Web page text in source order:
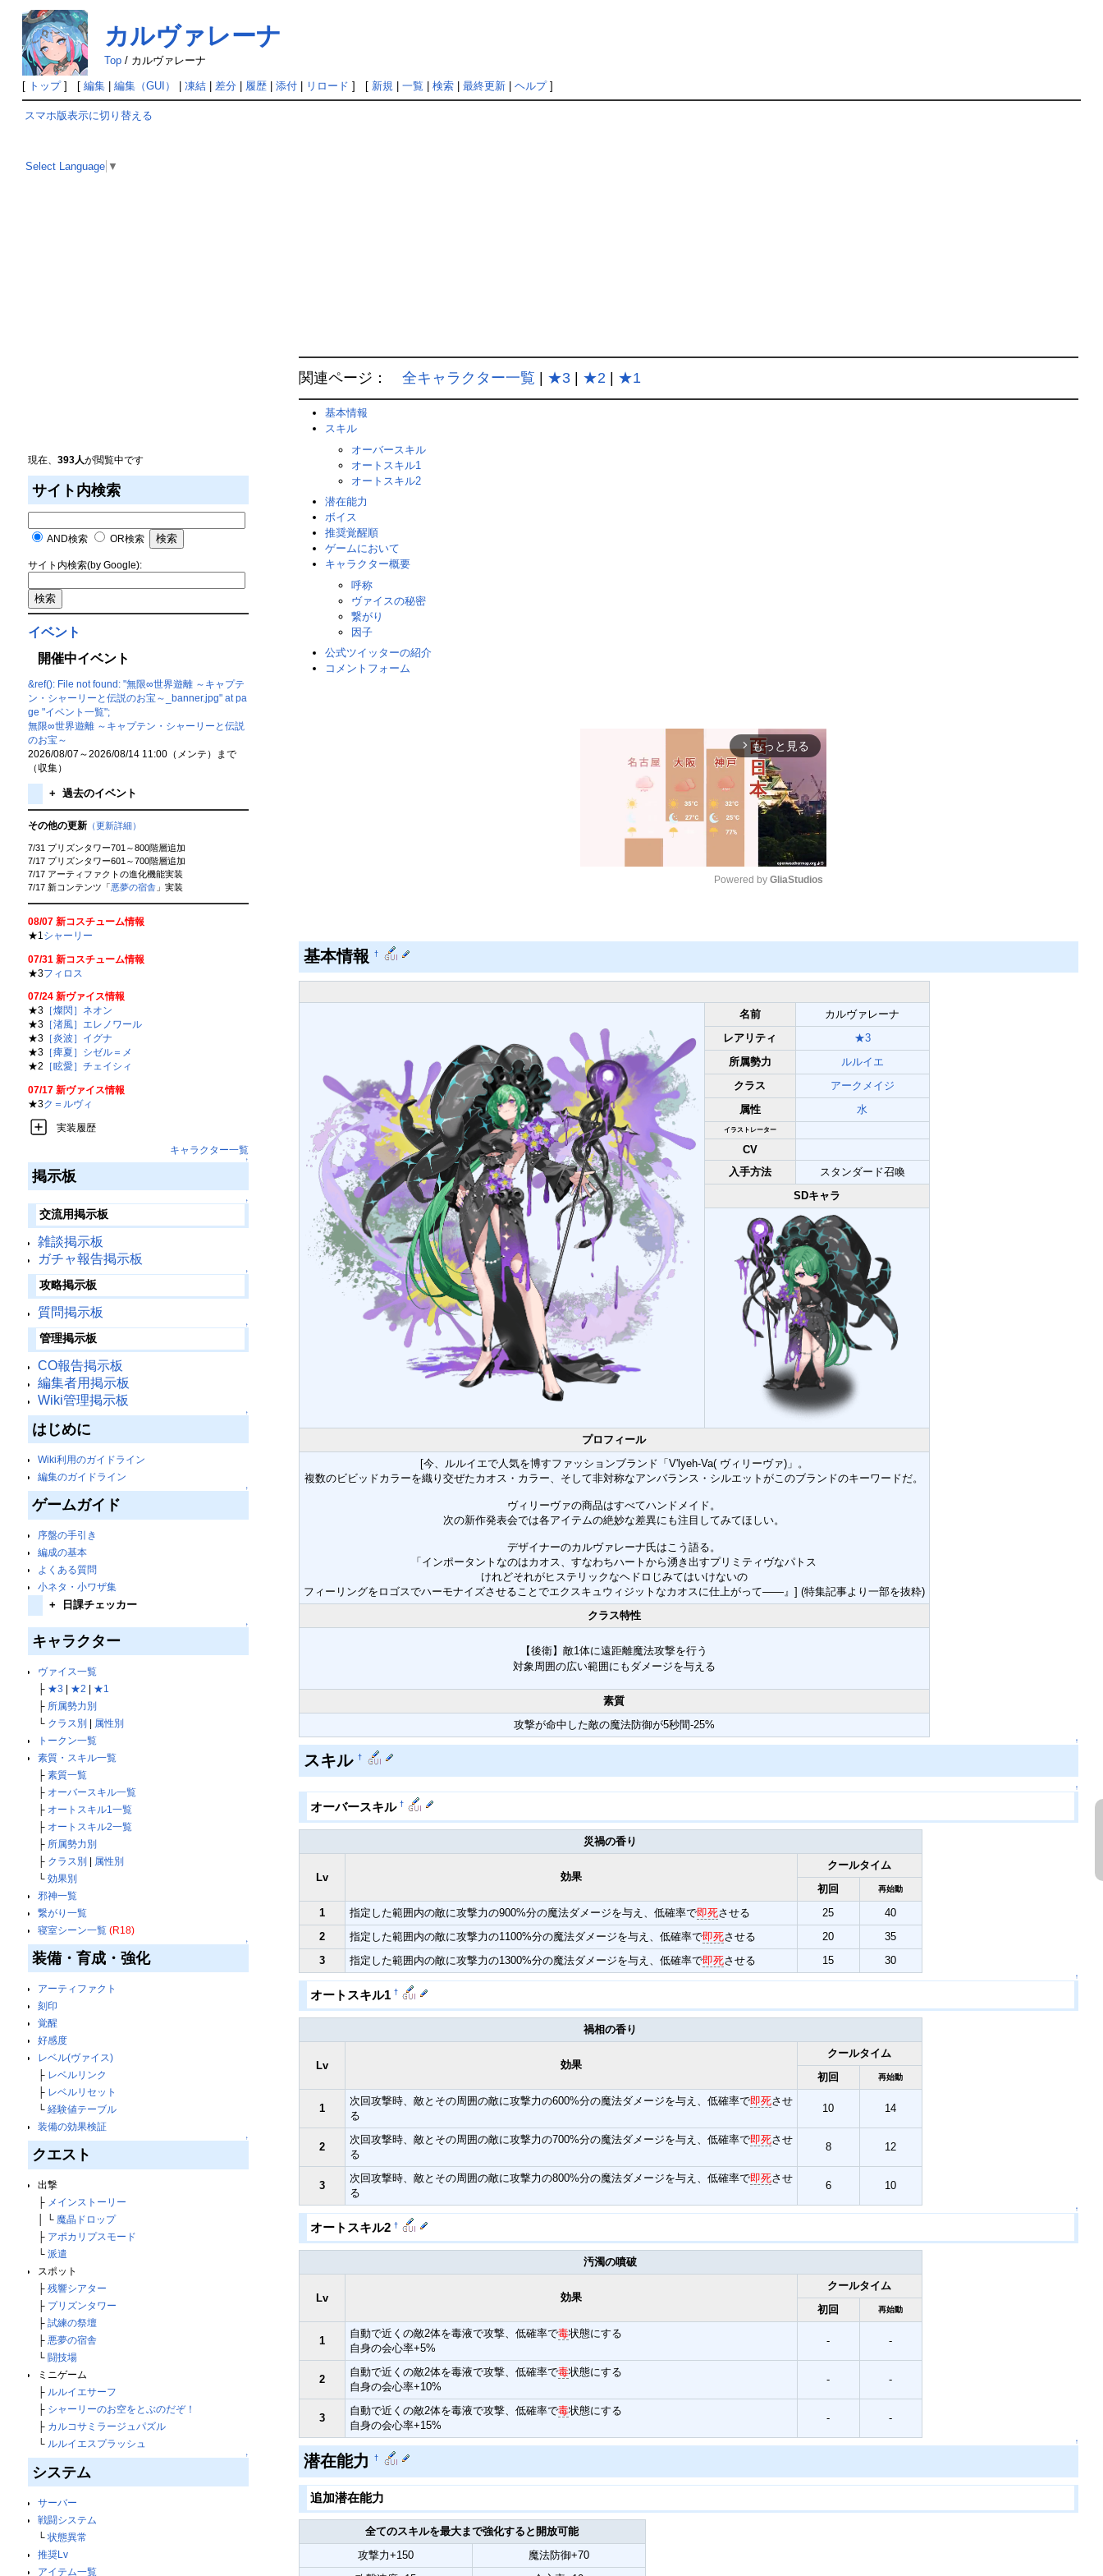
カルヴァレーナ
Top/ カルヴァレーナ
[ トップ] [ 編集| 編集（GUI） 凍結| 差分| 履歴| 添付| リロード ] [ 新規| 一覧 検索| 最終更新| ヘルプ]
スマホ版表示に切り替える
Select Language ▼
現在、 393人が閲覧中です
サイト内検索
AND検索 OR検索
サイト内検索(by Google):
イベント
開催中イベント
&ref(): File not found: "無限∞世界遊離 ～キャプテ
ン・シャーリーと伝説のお宝～_banner.jpg" at pa
ge "イベント一覧";
無限∞世界遊離 ～キャプテン・シャーリーと伝説
のお宝～
2026/08/07～2026/08/14 11:00（メンテ）まで
（収集）
+ 過去のイベント
その他の更新（更新詳細）
7/31 プリズンタワー701～800階層追加
7/17 プリズンタワー601～700階層追加
7/17 アーティファクトの進化機能実装
7/17 新コンテンツ「 悪夢の宿舎」実装
08/07 新コスチューム情報
★1 シャーリー
07/31 新コスチューム情報
★3フィロス
07/24 新ヴァイス情報
★3［燦閃］ネオン
★3［渚風］エレノワール
★3［炎波］イグナ
★3［痺夏］シゼル＝メ
★2 ［眩愛］チェイシィ
07/17 新ヴァイス情報
★3ク＝ルヴィ
実装履歴
キャラクター一覧
↑
掲示板
↑
交流用掲示板
雑談掲示板
ガチャ報告掲示板
↑
攻略掲示板
質問掲示板
↑
管理掲示板
CO報告掲示板
編集者用掲示板
Wiki管理掲示板
↑
はじめに
Wiki利用のガイドライン
編集のガイドライン
↑
ゲームガイド
序盤の手引き
編成の基本
よくある質問
小ネタ・小ワザ集
+ 日課チェッカー
↑
キャラクター
ヴァイス一覧
├ ★3 | ★2 | ★1
├ 所属勢力別
└ クラス別 | 属性別
トークン一覧
素質・スキル一覧
├ 素質一覧
├ オーバースキル一覧
├ オートスキル1一覧
├ オートスキル2一覧
├ 所属勢力別
├ クラス別 | 属性別
└ 効果別
邪神一覧
繋がり一覧
寝室シーン一覧 (R18)
↑
装備・育成・強化
アーティファクト
刻印
覚醒
好感度
レベル(ヴァイス)
├ レベルリンク
├ レベルリセット
└ 経験値テーブル
装備の効果検証
↑
クエスト
出撃
├ メインストーリー
│ └ 魔晶ドロップ
├ アポカリプスモード
└ 派遣
スポット
├ 残響シアター
├ プリズンタワー
├ 試練の祭壇
├ 悪夢の宿舎
└ 闘技場
ミニゲーム
├ ルルイエサーフ
├ シャーリーのお空をとぶのだぞ！
├ カルコサミラージュパズル
└ ルルイエスプラッシュ
↑
システム
サーバー
戦闘システム
└ 状態異常
推奨Lv
アイテム一覧
関連ページ： 全キャラクター一覧 | ★3| ★2 | ★1
基本情報
スキル
オーバースキル
オートスキル1
オートスキル2
潜在能力
ボイス
推奨覚醒順
ゲームにおいて
キャラクター概要
呼称
ヴァイスの秘密
繋がり
因子
公式ツイッターの紹介
コメントフォーム
arrow_forward_ios もっと見る
Powered by GliaStudios
基本情報 †
名前
カルヴァレーナ
レアリティ
★3
所属勢力
ルルイエ
クラス
アークメイジ
属性
水
イラストレーター
CV
入手方法
スタンダード召喚
SDキャラ
プロフィール
[今、ルルイエで人気を博すファッションブランド「V'lyeh-Va( ヴィリーヴァ)」。
複数のビビッドカラーを織り交ぜたカオス・カラー、そして非対称なアンバランス・シルエットがこのブランドのキーワードだ。
ヴィリーヴァの商品はすべてハンドメイド。
次の新作発表会では各アイテムの絶妙な差異にも注目してみてほしい。
デザイナーのカルヴァレーナ氏はこう語る。
「インポータントなのはカオス、すなわちハートから湧き出すプリミティヴなパトス
けれどそれがヒステリックなヘドロじみてはいけないの
フィーリングをロゴスでハーモナイズさせることでエクスキュウィジットなカオスに仕上がって――』] (特集記事より一部を抜粋)
クラス特性
【後衛】敵1体に遠距離魔法攻撃を行う
対象周囲の広い範囲にもダメージを与える
素質
攻撃が命中した敵の魔法防御が5秒間-25%
↑
スキル †
↑
オーバースキル†
災禍の香り
Lv 効果
クールタイム
初回
再始動
1 指定した範囲内の敵に攻撃力の900%分の魔法ダメージを与え、低確率で即死させる 25
40
2
指定した範囲内の敵に攻撃力の1100%分の魔法ダメージを与え、低確率で即死させる 20
35
3
指定した範囲内の敵に攻撃力の1300%分の魔法ダメージを与え、低確率で即死させる 15 30
↑
オートスキル1†
禍相の香り
Lv 効果
クールタイム
初回
再始動
1
次回攻撃時、敵とその周囲の敵に攻撃力の600%分の魔法ダメージを与え、低確率で即死させ
る
10 14
2
次回攻撃時、敵とその周囲の敵に攻撃力の700%分の魔法ダメージを与え、低確率で即死させ
る
8 12
3
次回攻撃時、敵とその周囲の敵に攻撃力の800%分の魔法ダメージを与え、低確率で即死させ
る
6 10
↑
オートスキル2†
汚濁の噴破
Lv 効果
クールタイム
初回
再始動
1
自動で近くの敵2体を毒液で攻撃、低確率で毒状態にする
自身の会心率+5%
- -
2
自動で近くの敵2体を毒液で攻撃、低確率で毒状態にする
自身の会心率+10%
- -
3
自動で近くの敵2体を毒液で攻撃、低確率で毒状態にする
自身の会心率+15%
- -
↑
潜在能力 †
追加潜在能力
全てのスキルを最大まで強化すると開放可能
攻撃力+150
魔法防御+70